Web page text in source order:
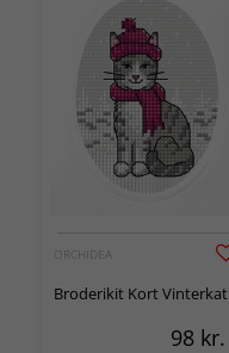
ORCHIDEA
Broderikit Kort Vinterkat
98 kr.